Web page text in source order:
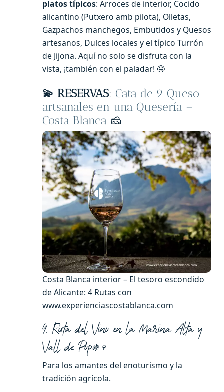
platos típicos: Arroces de interior, Cocido
alicantino (Putxero amb pilota), Olletas,
Gazpachos manchegos, Embutidos y Quesos
artesanos, Dulces locales y el típico Turrón
de Jijona. Aquí no solo se disfruta con la
vista, ¡también con el paladar! 🤤
💫 RESERVAS: Cata de 9 Queso
artsanales en una Quesería –
Costa Blanca 🧀
Costa Blanca interior – El tesoro escondido
de Alicante: 4 Rutas con
www.experienciascostablanca.com
4. Ruta del Vino en la Marina Alta y
Vall de Pop🍇🍷
Para los amantes del enoturismo y la
tradición agrícola.